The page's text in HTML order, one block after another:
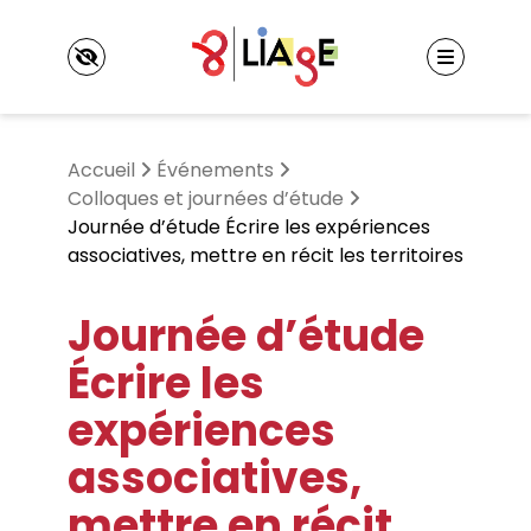
LIAgE
marGes, Expériences
Axes de recherche
Informations pratiques
Événements
Colloques et journées d’étude
Séminaires
Autres événements
Membres
Membres titulaires
Doctorant·es et docteur·es
Membres associés
Publications
Ouvrages et coordination de revues
Projets financés
Accueil
Événements
Colloques et journées d’étude
Journée d’étude Écrire les expériences
associatives, mettre en récit les territoires
Journée d’étude
Écrire les
expériences
associatives,